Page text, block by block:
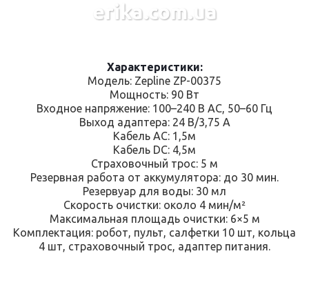
erika.com.ua
Характеристики:
Модель: Zepline ZP-00375
Мощность: 90 Вт
Входное напряжение: 100–240 В AC, 50–60 Гц
Выход адаптера: 24 В/3,75 А
Кабель AC: 1,5м
Кабель DC: 4,5м
Страховочный трос: 5 м
Резервная работа от аккумулятора: до 30 мин.
Резервуар для воды: 30 мл
Скорость очистки: около 4 мин/м²
Максимальная площадь очистки: 6×5 м
Комплектация: робот, пульт, салфетки 10 шт, кольца
4 шт, страховочный трос, адаптер питания.